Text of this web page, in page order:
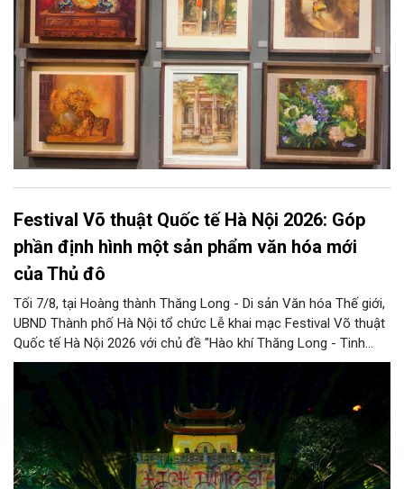
Festival Võ thuật Quốc tế Hà Nội 2026: Góp
phần định hình một sản phẩm văn hóa mới
của Thủ đô
Tối 7/8, tại Hoàng thành Thăng Long - Di sản Văn hóa Thế giới,
UBND Thành phố Hà Nội tổ chức Lễ khai mạc Festival Võ thuật
Quốc tế Hà Nội 2026 với chủ đề "Hào khí Thăng Long - Tinh
hoa võ Việt". Lần đầu tiên được tổ chức, Festival đánh dấu
hóa - thể thao mang tầm quốc tế, góp phần tôn vinh truyền
thống thượng võ dân tộc, quảng bá hình ảnh Hà Nội và thúc đẩy
giao lưu văn hóa, thể thao với bạn bè thế giới.